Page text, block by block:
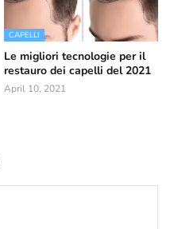
CAPELLI
Le migliori tecnologie per il
restauro dei capelli del 2021
April 10, 2021